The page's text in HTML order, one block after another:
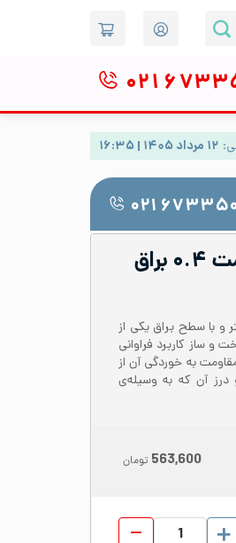
۰۲۱
۱۲ مرداد ۱۴۰۵ | ۱۶:۳۵
۶۷۳۳۵۰۰۰
لوله دکوراتیو استیل ۲۰۱ قطر ۸ ضخامت ۰.۴ براق
با قطر 8 میلی‌متر، ضخامت 0.4 میلی‌متر و با سطح براق یکی از
ساز کاربرد فراوانی
اما مقاومت به خوردگی آن از
است و درز آن که به وسیله‌ی
563,600 تومان
لوله دکوراتیو استیل 201 قطر 8 ضخامت 0.4 براق شاخه 6 متری عدد